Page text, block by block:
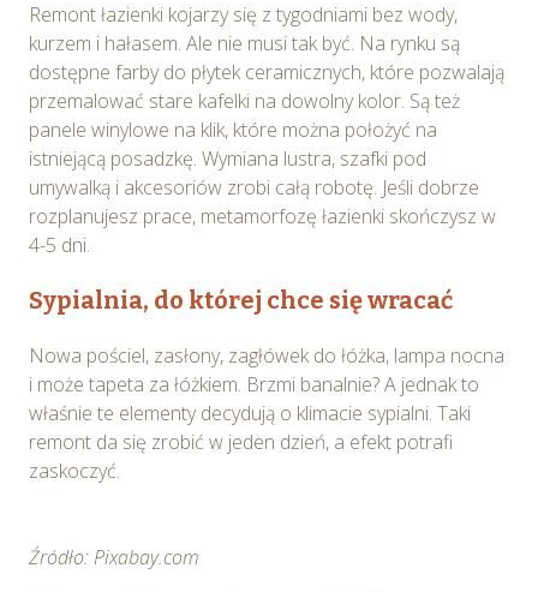
Remont łazienki kojarzy się z tygodniami bez wody,
kurzem i hałasem. Ale nie musi tak być. Na rynku są
dostępne farby do płytek ceramicznych, które pozwalają
przemalować stare kafelki na dowolny kolor. Są też
panele winylowe na klik, które można położyć na
istniejącą posadzkę. Wymiana lustra, szafki pod
umywalką i akcesoriów zrobi całą robotę. Jeśli dobrze
rozplanujesz prace, metamorfozę łazienki skończysz w
4-5 dni.
Sypialnia, do której chce się wracać
Nowa pościel, zasłony, zagłówek do łóżka, lampa nocna
i może tapeta za łóżkiem. Brzmi banalnie? A jednak to
właśnie te elementy decydują o klimacie sypialni. Taki
remont da się zrobić w jeden dzień, a efekt potrafi
zaskoczyć.
Źródło: Pixabay.com